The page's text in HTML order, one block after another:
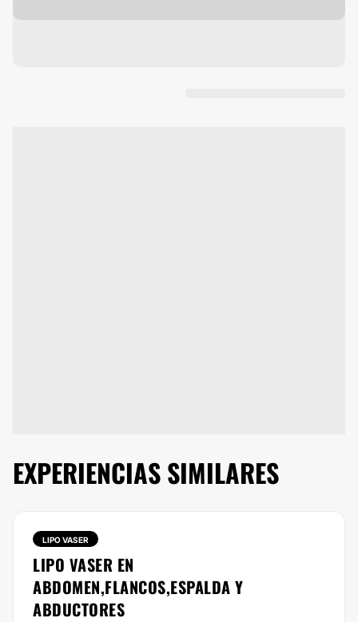
EXPERIENCIAS SIMILARES
LIPO VASER
LIPO VASER EN
ABDOMEN,FLANCOS,ESPALDA Y
ABDUCTORES